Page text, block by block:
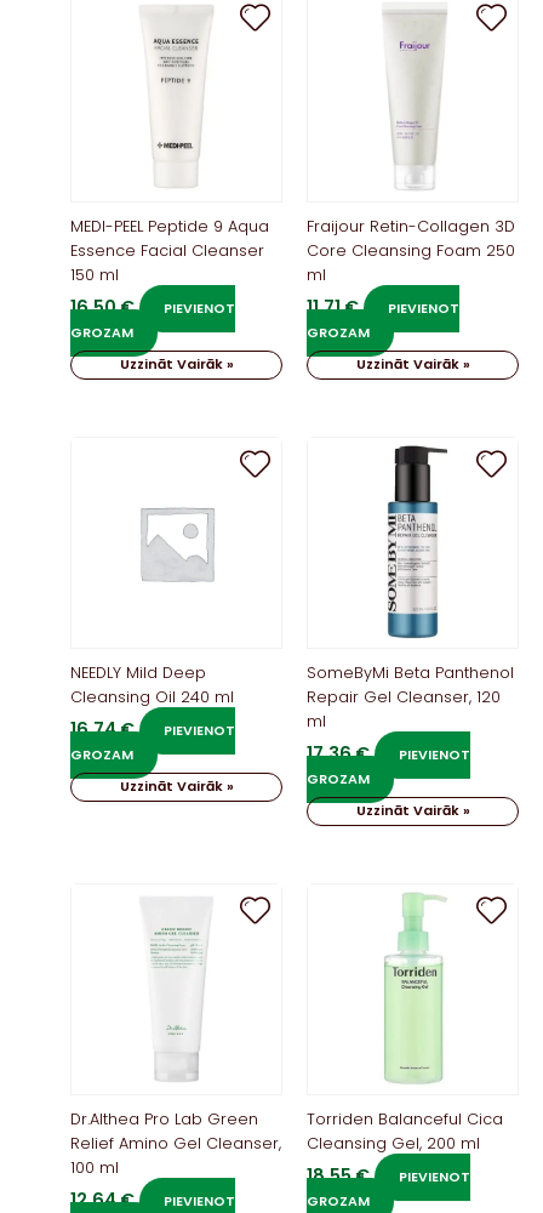
MEDI-PEEL Peptide 9 Aqua
Essence Facial Cleanser
150 ml
16,50€
PIEVIENOT
GROZAM
Uzzināt Vairāk »
Fraijour Retin-Collagen 3D
Core Cleansing Foam 250
ml
11,71€
PIEVIENOT
GROZAM
Uzzināt Vairāk »
NEEDLY Mild Deep
Cleansing Oil 240 ml
16,74€
PIEVIENOT
GROZAM
Uzzināt Vairāk »
SomeByMi Beta Panthenol
Repair Gel Cleanser, 120
ml
17,36€
PIEVIENOT
GROZAM
Uzzināt Vairāk »
Dr.Althea Pro Lab Green
Relief Amino Gel Cleanser,
100 ml
12,64€
PIEVIENOT
Torriden Balanceful Cica
Cleansing Gel, 200 ml
18,55€
PIEVIENOT
GROZAM